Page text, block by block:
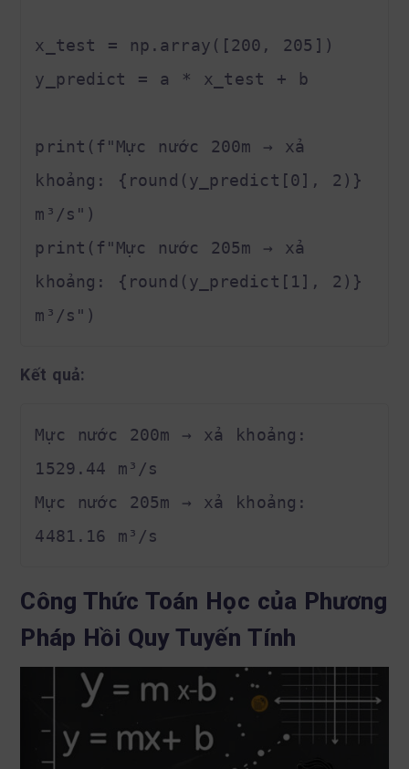
x_test = np.array([200, 205])
y_predict = a * x_test + b
print(f"Mực nước 200m → xả
khoảng: {round(y_predict[0], 2)}
m³/s")
print(f"Mực nước 205m → xả
khoảng: {round(y_predict[1], 2)}
Kết quả:
Mực nước 200m → xả khoảng:
1529.44 m³/s
Mực nước 205m → xả khoảng:
Công Thức Toán Học của Phương
Pháp Hồi Quy Tuyến Tính